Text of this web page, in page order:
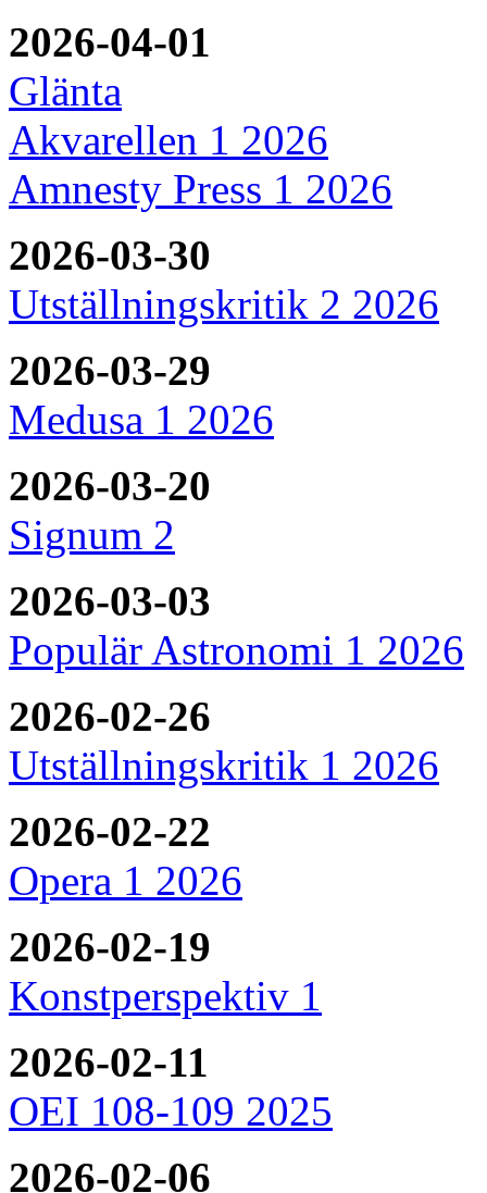
2026-04-01
Glänta
Akvarellen 1 2026
Amnesty Press 1 2026
2026-03-30
Utställningskritik 2 2026
2026-03-29
Medusa 1 2026
2026-03-20
Signum 2
2026-03-03
Populär Astronomi 1 2026
2026-02-26
Utställningskritik 1 2026
2026-02-22
Opera 1 2026
2026-02-19
Konstperspektiv 1
2026-02-11
OEI 108-109 2025
2026-02-06